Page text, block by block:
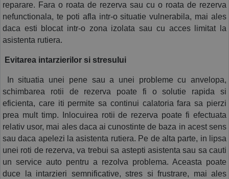
reparare. Fara o roata de rezerva sau cu o roata de rezerva
nefunctionala, te poti afla intr-o situatie vulnerabila, mai ales
daca esti blocat intr-o zona izolata sau cu acces limitat la
asistenta rutiera.
Evitarea intarzierilor si stresului
In situatia unei pene sau a unei probleme cu anvelopa,
schimbarea rotii de rezerva poate fi o solutie rapida si
eficienta, care iti permite sa continui calatoria fara sa pierzi
prea mult timp. Inlocuirea rotii de rezerva poate fi efectuata
relativ usor, mai ales daca ai cunostinte de baza in acest sens
sau daca apelezi la asistenta rutiera. Pe de alta parte, in lipsa
unei roti de rezerva, va trebui sa astepti asistenta sau sa cauti
un service auto pentru a rezolva problema. Aceasta poate
duce la intarzieri semnificative, stres si frustrare, mai ales